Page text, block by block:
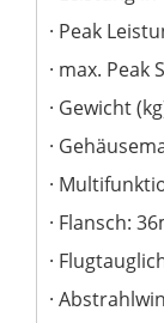
Peak
max. Peak
Gewicht
Flansch: